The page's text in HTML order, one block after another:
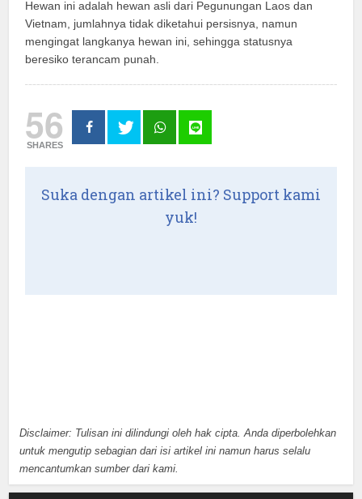
Hewan ini adalah hewan asli dari Pegunungan Laos dan
Vietnam, jumlahnya tidak diketahui persisnya, namun
mengingat langkanya hewan ini, sehingga statusnya
beresiko terancam punah.
56
SHARES
Suka dengan artikel ini? Support kami
yuk!
Disclaimer: Tulisan ini dilindungi oleh hak cipta. Anda diperbolehkan
untuk mengutip sebagian dari isi artikel ini namun harus selalu
mencantumkan sumber dari kami.